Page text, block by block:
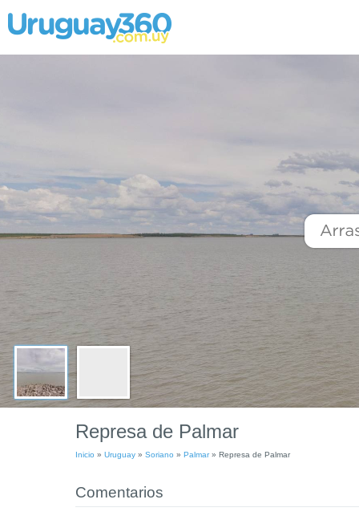
Represa de Palmar
Inicio » Uruguay » Soriano » Palmar» Represa de Palmar
Comentarios